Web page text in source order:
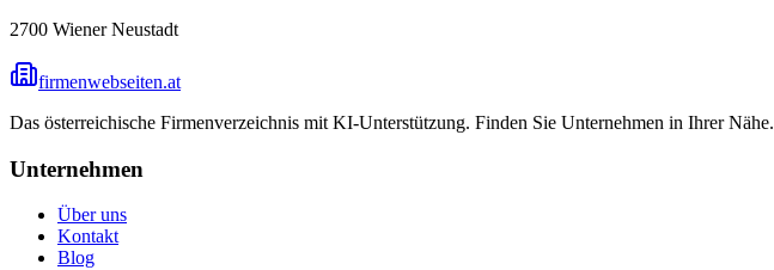
2700 Wiener Neustadt
firmenwebseiten.at
Das österreichische Firmenverzeichnis mit KI-Unterstützung. Finden Sie Unternehmen in Ihrer Nähe.
Unternehmen
Über uns
Kontakt
Blog